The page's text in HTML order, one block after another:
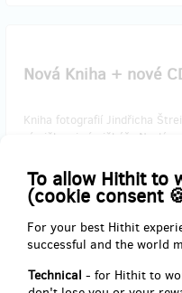
To allow Hithit to
(cookie consent
For your best Hithit
successful and the world
Technical - for Hithit to
Nová Kniha + nové
Kniha fotografií Jindřicha
písničkami písničkáře
pořad Věřím na zázraky, kde
Jindřichem Štreitem.
Děkujeme.